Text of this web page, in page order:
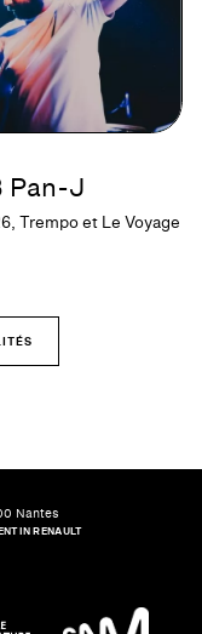
Pan-J
Trempo et Le Voyage
Nantes
RENAULT